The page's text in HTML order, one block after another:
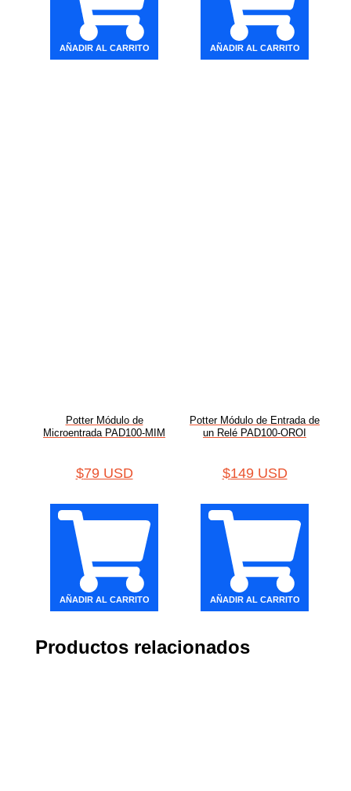
AÑADIR AL CARRITO AÑADIR AL CARRITO
Potter Módulo de
Microentrada PAD100-MIM
$79 USD
AÑADIR AL CARRITO
Potter Módulo de Entrada de
un Relé PAD100-OROI
$149 USD
AÑADIR AL CARRITO
Productos relacionados